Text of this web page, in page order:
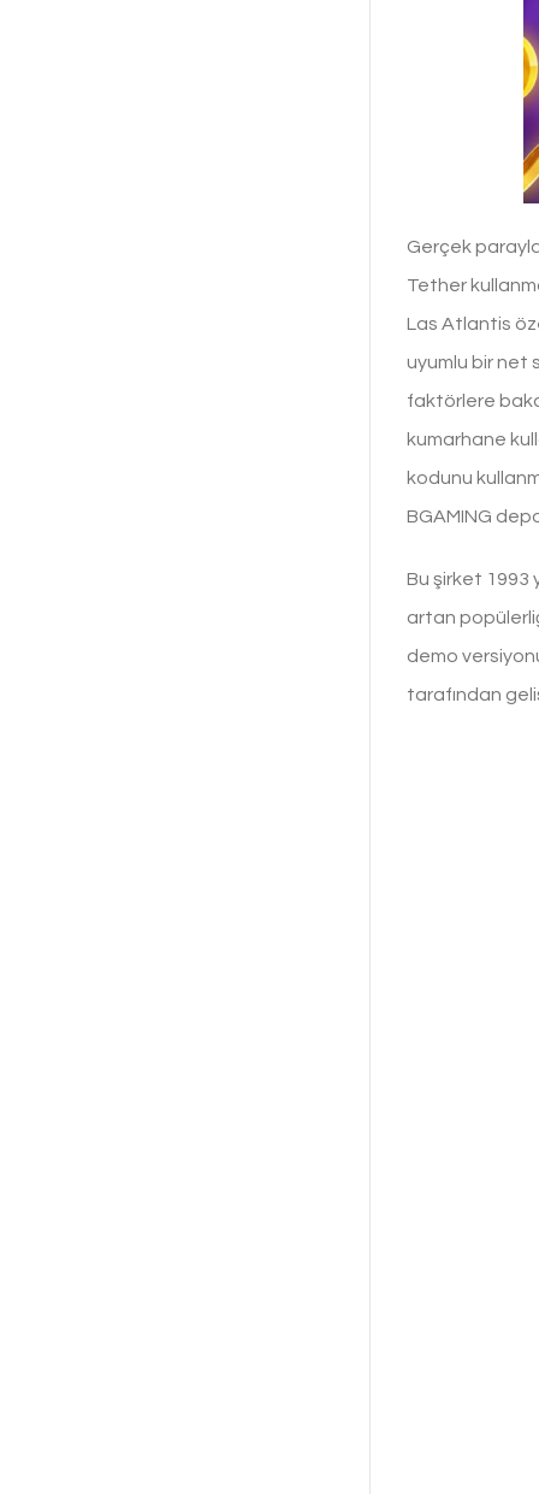
Gerçek
Tether
Las Atlantis
uyumlu bir net
faktörlere
kumarhane
kodunu
BGAMING
Bu şirket 1993
artan
demo
tarafından